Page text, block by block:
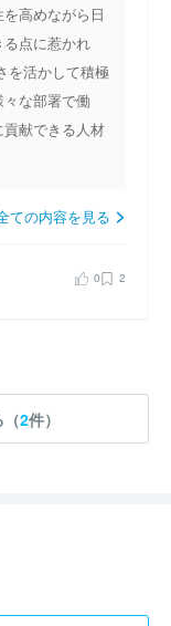
高めながら日
点に惹かれ
を活かして積極
な部署で働
献できる人材
ての内容を見る
0 2
2件）